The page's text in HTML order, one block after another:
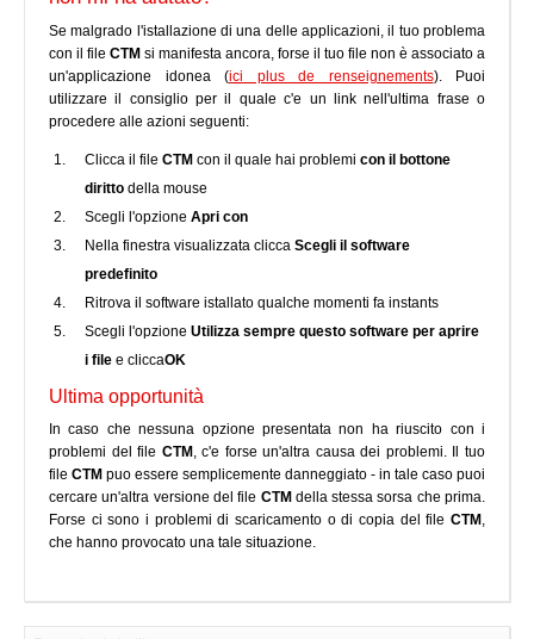
Se malgrado l'istallazione di una delle applicazioni, il tuo problema
con il file CTM si manifesta ancora, forse il tuo file non è associato a
un'applicazione idonea (ici plus de renseignements). Puoi
utilizzare il consiglio per il quale c'e un link nell'ultima frase o
procedere alle azioni seguenti:
Clicca il file CTM con il quale hai problemi con il bottone
diritto della mouse
Scegli l'opzione Apri con
Nella finestra visualizzata clicca Scegli il software
predefinito
Ritrova il software istallato qualche momenti fa instants
Scegli l'opzione Utilizza sempre questo software per aprire
i file e cliccaOK
Ultima opportunità
In caso che nessuna opzione presentata non ha riuscito con i
problemi del file CTM , c'e forse un'altra causa dei problemi. Il tuo
file CTM puo essere semplicemente danneggiato - in tale caso puoi
cercare un'altra versione del file CTM della stessa sorsa che prima.
Forse ci sono i problemi di scaricamento o di copia del file CTM ,
che hanno provocato una tale situazione.